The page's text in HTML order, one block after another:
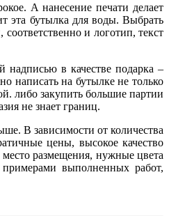
А нанесение печати делает
эта бутылка для воды. Выбрать
и логотип, текст
надписью в качестве подарка –
написать на бутылке не только
либо закупить большие партии
не знает границ.
В зависимости от количества
цены, высокое качество
размещения, нужные цвета
выполненных работ,